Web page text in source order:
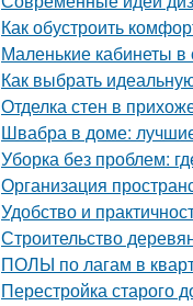
Как обустроить
Маленькие кабинеты
Как выбрать
Отделка стен в
Швабра в доме:
Уборка без проблем:
Организация
Удобство и
Строительство
ПОЛЫ по лагам в
Перестройка старого